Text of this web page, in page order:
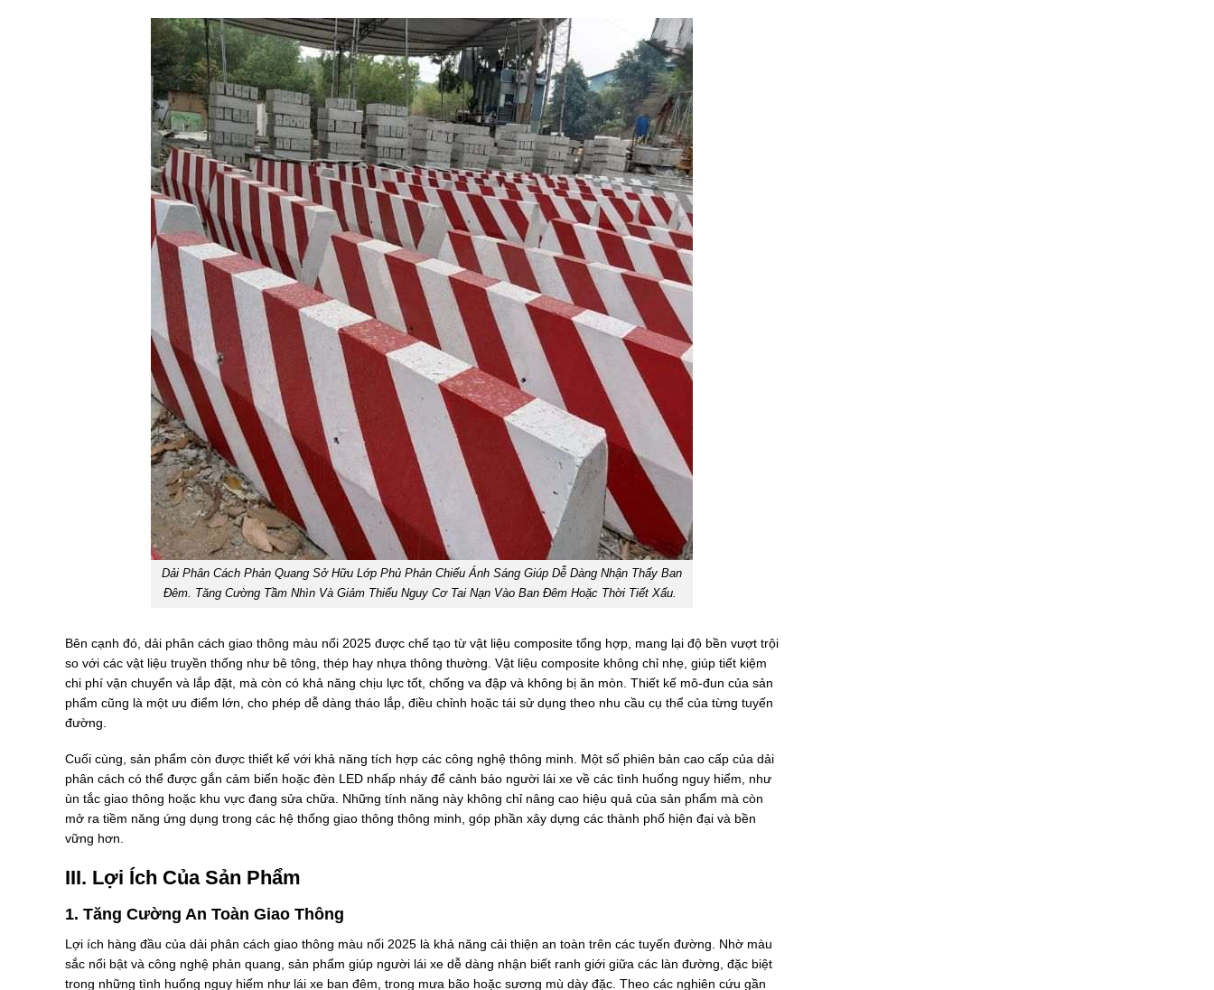
Dải Phân Cách Phản Quang Sở Hữu Lớp Phủ Phản Chiếu Ánh Sáng Giúp Dễ Dàng Nhận Thấy Ban
Đêm. Tăng Cường Tầm Nhìn Và Giảm Thiểu Nguy Cơ Tai Nạn Vào Ban Đêm Hoặc Thời Tiết Xấu.
Bên cạnh đó, dải phân cách giao thông màu nổi 2025 được chế tạo từ vật liệu composite tổng hợp, mang lại độ bền vượt trội
so với các vật liệu truyền thống như bê tông, thép hay nhựa thông thường. Vật liệu composite không chỉ nhẹ, giúp tiết kiệm
chi phí vận chuyển và lắp đặt, mà còn có khả năng chịu lực tốt, chống va đập và không bị ăn mòn. Thiết kế mô-đun của sản
phẩm cũng là một ưu điểm lớn, cho phép dễ dàng tháo lắp, điều chỉnh hoặc tái sử dụng theo nhu cầu cụ thể của từng tuyến
đường.
Cuối cùng, sản phẩm còn được thiết kế với khả năng tích hợp các công nghệ thông minh. Một số phiên bản cao cấp của dải
phân cách có thể được gắn cảm biến hoặc đèn LED nhấp nháy để cảnh báo người lái xe về các tình huống nguy hiểm, như
ùn tắc giao thông hoặc khu vực đang sửa chữa. Những tính năng này không chỉ nâng cao hiệu quả của sản phẩm mà còn
mở ra tiềm năng ứng dụng trong các hệ thống giao thông thông minh, góp phần xây dựng các thành phố hiện đại và bền
vững hơn.
III. Lợi Ích Của Sản Phẩm
1. Tăng Cường An Toàn Giao Thông
Lợi ích hàng đầu của dải phân cách giao thông màu nổi 2025 là khả năng cải thiện an toàn trên các tuyến đường. Nhờ màu
sắc nổi bật và công nghệ phản quang, sản phẩm giúp người lái xe dễ dàng nhận biết ranh giới giữa các làn đường, đặc biệt
trong những tình huống nguy hiểm như lái xe ban đêm, trong mưa bão hoặc sương mù dày đặc. Theo các nghiên cứu gần